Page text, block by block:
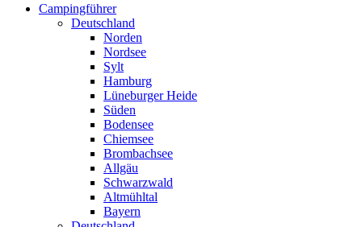
Campingführer
Deutschland
Norden
Nordsee
Sylt
Hamburg
Lüneburger Heide
Süden
Bodensee
Chiemsee
Brombachsee
Allgäu
Schwarzwald
Altmühltal
Bayern